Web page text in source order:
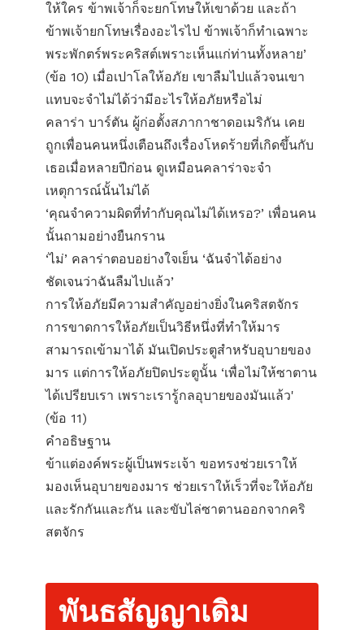
ให้​ใคร ข้าพเจ้า​ก็​จะ​ยก​โทษ​ให้​เขา​ด้วย และ​ถ้า​
ข้าพ​เจ้า​ยก​โทษ​เรื่อง​อะไร​ไป ข้าพ​เจ้า​ก็​ทำ​เฉพาะ​
พระ​พักตร์​พระ​คริสต์​เพราะ​เห็น​แก่​ท่าน​ทั้ง​หลาย’
(ข้อ 10) เมื่อเปาโลให้อภัย เขาลืมไปแล้วจนเขา
แทบจะจำไม่ได้ว่ามีอะไรให้อภัยหรือไม่
คลาร่า บาร์ตัน ผู้ก่อตั้งสภากาชาดอเมริกัน เคย
ถูกเพื่อนคนหนึ่งเตือนถึงเรื่องโหดร้ายที่เกิดขึ้นกับ
เธอเมื่อหลายปีก่อน ดูเหมือนคลาร่าจะจำ
เหตุการณ์นั้นไม่ได้
‘คุณจำความผิดที่ทำกับคุณไม่ได้เหรอ?’ เพื่อนคน
นั้นถามอย่างยืนกราน
‘ไม่’ คลาร่าตอบอย่างใจเย็น ‘ฉันจำได้อย่าง
ชัดเจนว่าฉันลืมไปแล้ว’
การให้อภัยมีความสำคัญอย่างยิ่งในคริสตจักร
การขาดการให้อภัยเป็นวิธีหนึ่งที่ทำให้มาร
สามารถเข้ามาได้ มันเปิดประตูสำหรับอุบายของ
มาร แต่การให้อภัยปิดประตูนั้น ‘เพื่อ​ไม่​ให้​ซา​ตาน​
ได้​เปรียบ​เรา เพราะ​เรา​รู้​กล​อุบาย​ของ​มัน​แล้ว'
(ข้อ 11)
คำอธิษฐาน
ข้าแต่องค์พระผู้เป็นพระเจ้า ขอทรงช่วยเราให้
มองเห็นอุบายของมาร ช่วยเราให้เร็วที่จะให้อภัย
และรักกันและกัน และขับไล่ซาตานออกจากคริ
สตจักร
พันธสัญญาเดิม